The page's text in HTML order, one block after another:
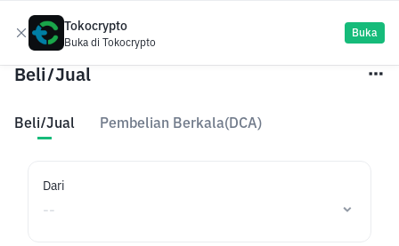
Tokocrypto
Buka di Tokocrypto
Buka
Beli/Jual
Beli/Jual Pembelian Berkala(DCA)
Dari